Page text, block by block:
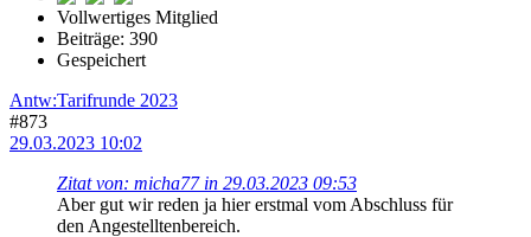
Vollwertiges Mitglied
Beiträge: 390
Gespeichert
Antw:Tarifrunde 2023
#873
29.03.2023 10:02
Zitat von: micha77 in 29.03.2023 09:53
Aber gut wir reden ja hier erstmal vom Abschluss für
den Angestelltenbereich.